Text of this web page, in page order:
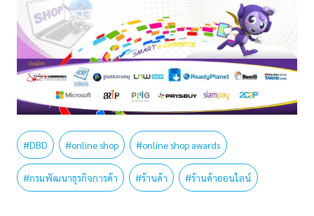
#DBD #online shop #online shop awards
#กรมพัฒนาธุรกิจการค้า #ร้านค้า #ร้านค้าออนไลน์